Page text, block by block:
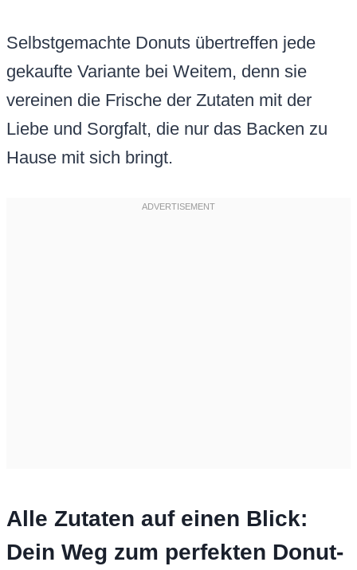
Selbstgemachte Donuts übertreffen jede
gekaufte Variante bei Weitem, denn sie
vereinen die Frische der Zutaten mit der
Liebe und Sorgfalt, die nur das Backen zu
Hause mit sich bringt.
Alle Zutaten auf einen Blick:
Dein Weg zum perfekten Donut-